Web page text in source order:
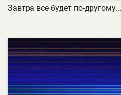
Завтра все будет по-другому...